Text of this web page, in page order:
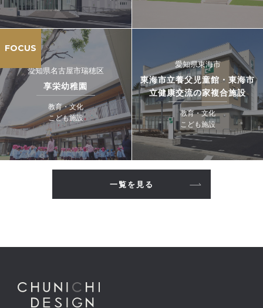
FOCUS
愛知県名古屋市瑞穂区
享栄幼稚園
教育・文化
こども施設
愛知県東海市
東海市立養父児童館・東海市
立健康交流の家複合施設
教育・文化
こども施設
一覧を見る